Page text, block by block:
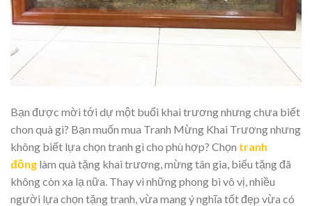
Bạn được mời tới dự một buổi khai trương nhưng chưa biết
chon quà gì? Bạn muốn mua Tranh Mừng Khai Trương nhưng
không biết lựa chọn tranh gì cho phù hợp? Chọn tranh
đồng làm quà tặng khai trương, mừng tân gia, biếu tặng đã
không còn xa lạ nữa. Thay vì những phong bì vô vị, nhiều
người lựa chọn tặng tranh, vừa mang ý nghĩa tốt đẹp vừa có